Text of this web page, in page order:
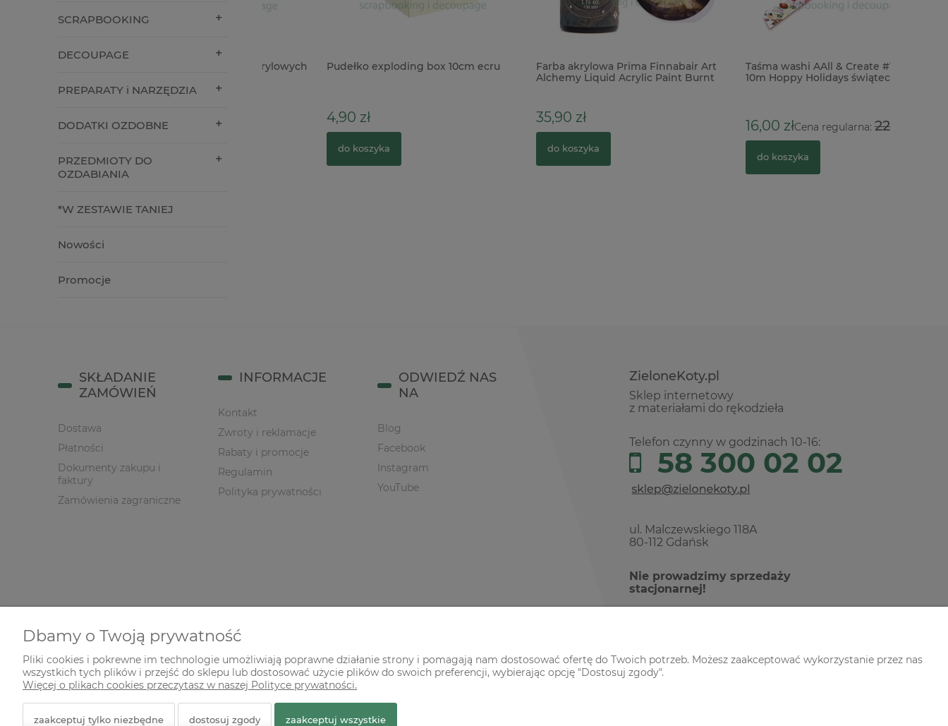
SCRAPBOOKING
DECOUPAGE
PREPARATY i NARZĘDZIA
DODATKI OZDOBNE
PRZEDMIOTY DO
OZDABIANIA
*W ZESTAWIE TANIEJ
Nowości
Promocje
Pudełko exploding box 10cm ecru
Farba akrylowa Prima Finnabair Art
Alchemy Liquid Acrylic Paint Burnt
Taśma washi AAll & Create #111 25mm
10m Hoppy Holidays świąteczne
Cena regularna: 22,00 zł
ZieloneKoty.pl
Sklep internetowy
z materiałami do rękodzieła
Telefon czynny w godzinach 10-16:
58 300 02 02
ul. Malczewskiego 118A
80-112 Gdańsk
Nie prowadzimy sprzedaży
stacjonarnej!
SKŁADANIE
ZAMÓWIEŃ
Dostawa
Płatności
Dokumenty zakupu i
faktury
Zamówienia zagraniczne
INFORMACJE
Kontakt
Zwroty i reklamacje
Rabaty i promocje
Regulamin
Polityka prywatności
ODWIEDŹ NAS
NA
Blog
Facebook
Instagram
YouTube
© 2026 zielonekoty.pl. Wszelkie prawa zastrzeżone.
Dbamy o Twoją prywatność
Pliki cookies i pokrewne im technologie umożliwiają poprawne działanie strony i pomagają nam dostosować ofertę do Twoich potrzeb. Możesz zaakceptować wykorzystanie przez nas
wszystkich tych plików i przejść do sklepu lub dostosować użycie plików do swoich preferencji, wybierając opcję "Dostosuj zgody".
Więcej o plikach cookies przeczytasz w naszej Polityce prywatności.
zaakceptuj tylko niezbędne dostosuj zgody zaakceptuj wszystkie